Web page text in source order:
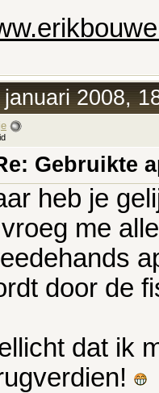
2008,
Gebruikte
heb je
me
door de
dat ik